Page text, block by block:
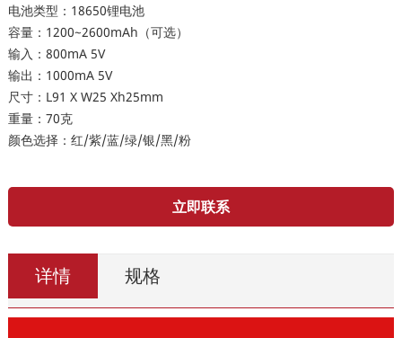
电池类型：18650锂电池
容量：1200~2600mAh（可选）
输入：800mA 5V
输出：1000mA 5V
尺寸：L91 X W25 Xh25mm
重量：70克
颜色选择：红/紫/蓝/绿/银/黑/粉
立即联系
详情 规格